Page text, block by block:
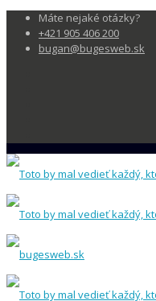
Máte nejaké otázky?
+421 905 406 200
bugan@bugesweb.sk